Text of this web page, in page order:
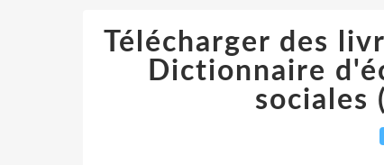
Télécharger des
Dictionnaire
sociales